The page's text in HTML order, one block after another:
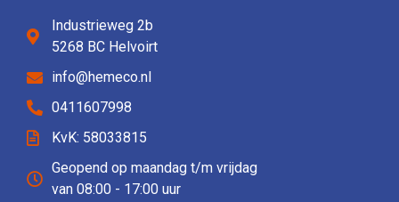
Industrieweg 2b
5268 BC Helvoirt
info@hemeco.nl
0411607998
KvK: 58033815
Geopend op maandag t/m vrijdag
van 08:00 - 17:00 uur